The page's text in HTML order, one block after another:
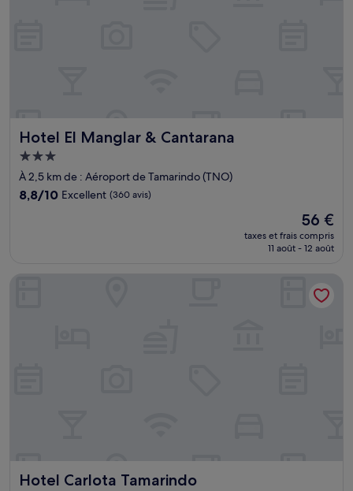
Hotel El Manglar & Cantarana
Hotel El Manglar & Cantarana
Hébergement
3.0 étoiles
À 2,5 km de : Aéroport de Tamarindo (TNO)
8.8
8,8/10 Excellent (360 avis)
Le
nouveau
prix
56 €
56 €
taxes et frais compris
11 août - 12 août
Hotel Carlota Tamarindo
Hotel Carlota Tamarindo
Hotel Carlota Tamarindo